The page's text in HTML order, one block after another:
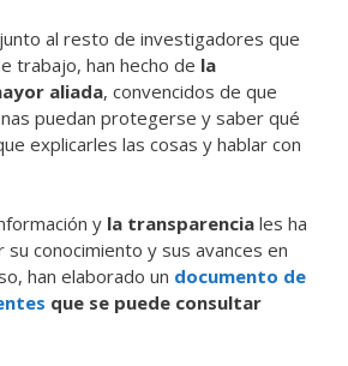
junto al resto de investigadores que
trabajo, han hecho de la
aliada, convencidos de que
puedan protegerse y saber qué
explicarles las cosas y hablar con
y la transparencia les ha
conocimiento y sus avances en
han elaborado un documento de
que se puede consultar